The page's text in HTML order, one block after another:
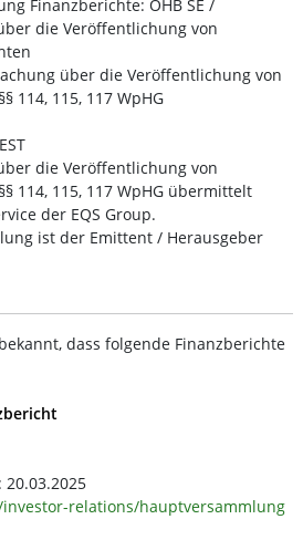
Finanzberichte: OHB SE /
die Veröffentlichung von
über die Veröffentlichung von
114, 115, 117 WpHG
die Veröffentlichung von
114, 115, 117 WpHG übermittelt
der EQS Group.
ist der Emittent / Herausgeber
dass folgende Finanzberichte
relations/hauptversammlung